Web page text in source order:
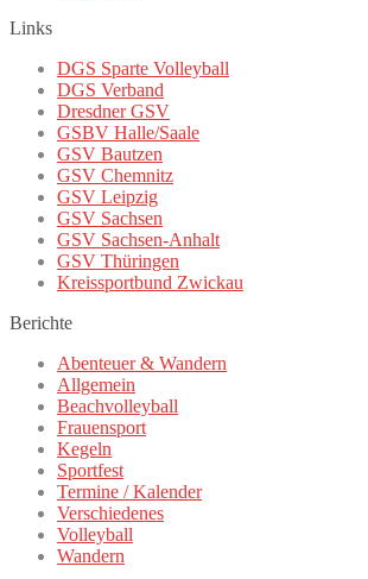
Links
DGS Sparte Volleyball
DGS Verband
Dresdner GSV
GSBV Halle/Saale
GSV Bautzen
GSV Chemnitz
GSV Leipzig
GSV Sachsen
GSV Sachsen-Anhalt
GSV Thüringen
Kreissportbund Zwickau
Berichte
Abenteuer & Wandern
Allgemein
Beachvolleyball
Frauensport
Kegeln
Sportfest
Termine / Kalender
Verschiedenes
Volleyball
Wandern